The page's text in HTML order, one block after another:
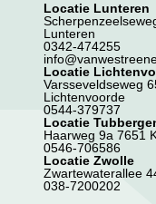
Locatie Lunteren
Lunteren
0342-474255
Locatie
Varsseveldseweg
Lichtenvoorde
0544-379737
Locatie
Haarweg 9a 7651
0546-706586
Locatie Zwolle
Zwartewaterallee
038-7200202